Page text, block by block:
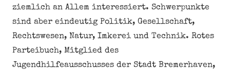
ziemlich an Allem interessiert. Schwerpunkte
sind aber eindeutig Politik, Gesellschaft,
Rechtswesen, Natur, Imkerei und Technik. Rotes
Parteibuch, Mitglied des
Jugendhilfeausschusses der Stadt Bremerhaven,